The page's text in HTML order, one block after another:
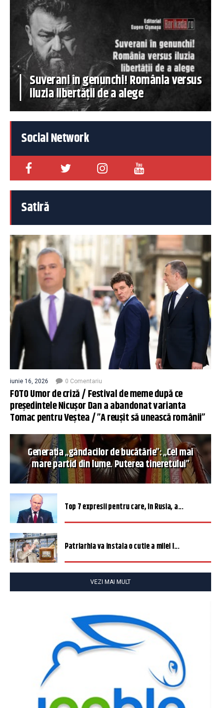
Suverani în genunchi! România versus
iluzia libertății de a alege
Social Network
Satiră
iunie 16, 2026 0 Comentariu
FOTO Umor de criză / Festival de meme după ce
președintele Nicușor Dan a abandonat varianta
Tomac pentru Veștea / ”A reușit să unească românii”
Generația „gândacilor de bucătărie”: „Cel mai
mare partid din lume. Puterea tineretului”
Top 7 expresii pentru care, în Rusia, a...
Patriarhia va instala o cutie a milei î...
VEZI MAI MULT